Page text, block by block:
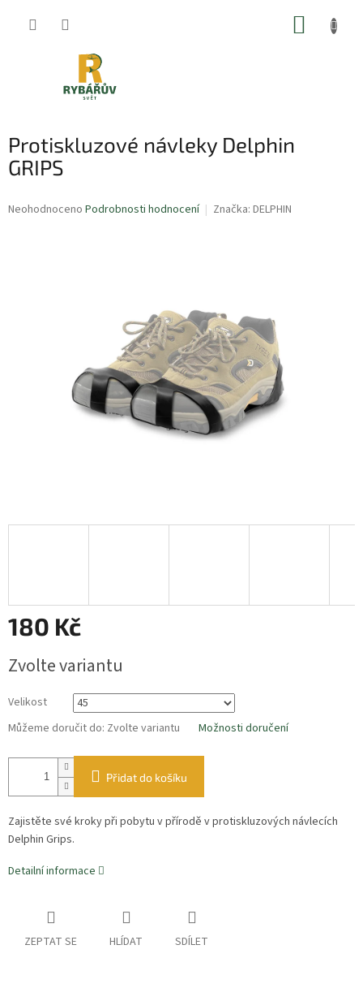
Protiskluzové návleky Delphin
GRIPS
Průměrné
Neohodnoceno Podrobnosti hodnocení Značka: DELPHIN
180 Kč
cena:
Zvolte variantu
Velikost
Můžeme doručit do: Zvolte variantu Možnosti doručení
Přidat do košíku
Zajistěte své kroky při pobytu v přírodě v protiskluzových návlecích
Delphin Grips.
Detailní informace
ZEPTAT SE HLÍDAT SDÍLET